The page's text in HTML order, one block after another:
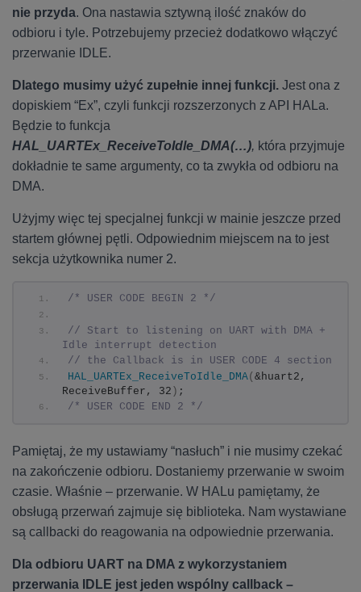
nie przyda. Ona nastawia sztywną ilość znaków do
odbioru i tyle. Potrzebujemy przecież dodatkowo włączyć
przerwanie IDLE.
Dlatego musimy użyć zupełnie innej funkcji. Jest ona z
dopiskiem “Ex”, czyli funkcji rozszerzonych z API HALa.
Będzie to funkcja
HAL_UARTEx_ReceiveToIdle_DMA(…), która przyjmuje
dokładnie te same argumenty, co ta zwykła od odbioru na
DMA.
Użyjmy więc tej specjalnej funkcji w mainie jeszcze przed
startem głównej pętli. Odpowiednim miejscem na to jest
sekcja użytkownika numer 2.
/* USER CODE BEGIN 2 */
// Start to listening on UART with DMA +
Idle interrupt detection
// the Callback is in USER CODE 4 section
HAL_UARTEx_ReceiveToIdle_DMA( &huart2,
ReceiveBuffer, 32 ) ;
/* USER CODE END 2 */
Pamiętaj, że my ustawiamy “nasłuch” i nie musimy czekać
na zakończenie odbioru. Dostaniemy przerwanie w swoim
czasie. Właśnie – przerwanie. W HALu pamiętamy, że
obsługą przerwań zajmuje się biblioteka. Nam wystawiane
są callbacki do reagowania na odpowiednie przerwania.
Dla odbioru UART na DMA z wykorzystaniem
przerwania IDLE jest jeden wspólny callback –